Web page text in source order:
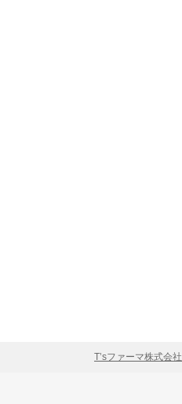
T’sファーマ株式会社